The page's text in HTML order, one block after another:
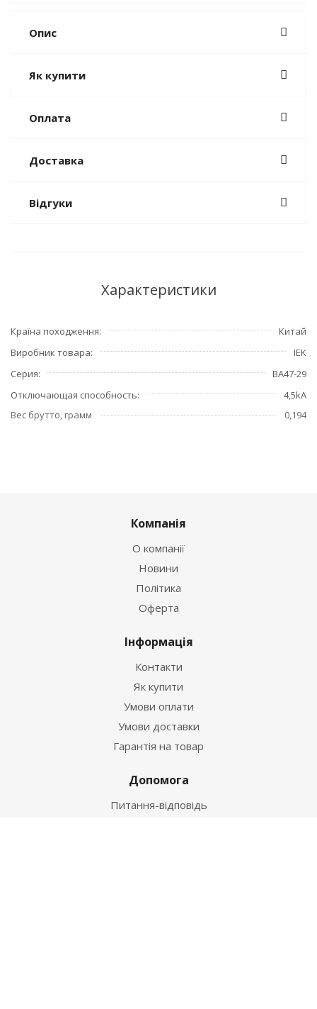
Опис
Як купити
Оплата
Доставка
Відгуки
Характеристики
Країна походження
Китай
Виробник товара
IEK
Серия
ВА47-29
Отключающая способность
4,5kA
Вес брутто, грамм
0,194
Компанія
О компанії
Новини
Політика
Оферта
Інформація
Контакти
Як купити
Умови оплати
Умови доставки
Гарантія на товар
Допомога
Питання-відповідь